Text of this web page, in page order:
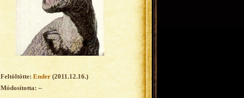
Feltöltötte: Ender(2011.12.16.)
Módosította: --